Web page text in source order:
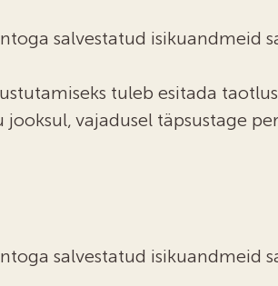
salvestatud isikuandmeid
tuleb esitada
jooksul, vajadusel täpsustage
salvestatud isikuandmeid